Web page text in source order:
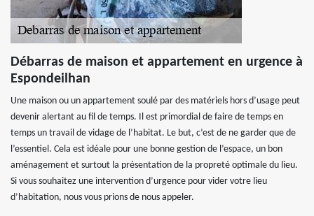
Débarras de maison et appartement en urgence à
Espondeilhan
Une maison ou un appartement soulé par des matériels hors d’usage peut
devenir alertant au fil de temps. Il est primordial de faire de temps en
temps un travail de vidage de l’habitat. Le but, c’est de ne garder que de
l’essentiel. Cela est idéale pour une bonne gestion de l’espace, un bon
aménagement et surtout la présentation de la propreté optimale du lieu.
Si vous souhaitez une intervention d’urgence pour vider votre lieu
d’habitation, nous vous prions de nous appeler.